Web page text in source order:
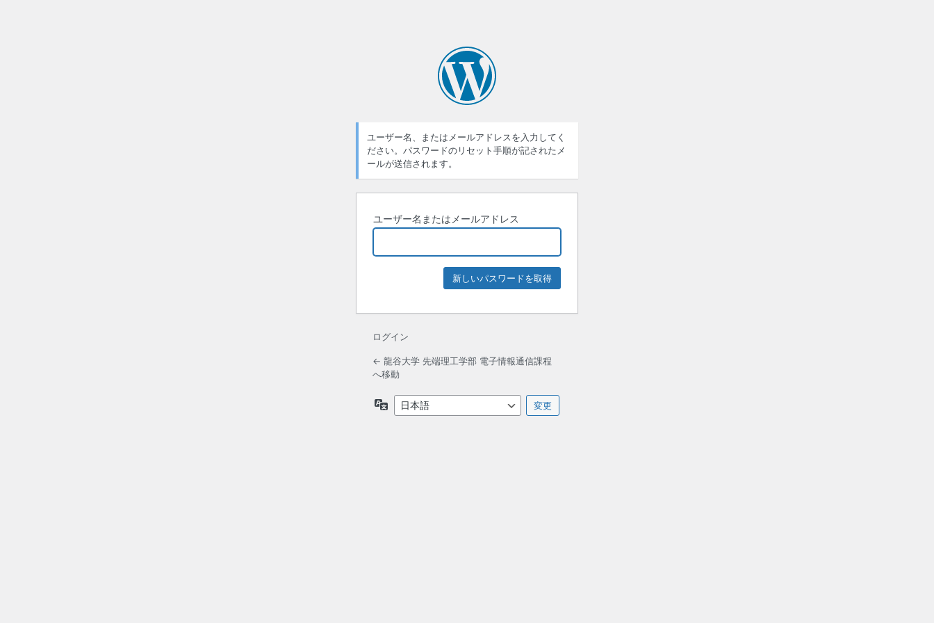
ユーザー名、またはメールアドレスを入力してく
ださい。パスワードのリセット手順が記されたメ
ールが送信されます。
ユーザー名またはメールアドレス
ログイン
← 龍谷大学 先端理工学部 電子情報通信課程
へ移動
語